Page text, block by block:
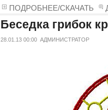
ПОДРОБНЕЕ/СКАЧАТЬ
Беседка грибок
28.01.13 00:00 АДМИНИСТРАТОР